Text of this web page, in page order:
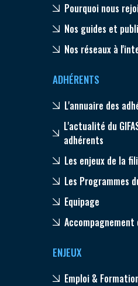
Pourquoi nous
Nos guides et
Nos réseaux à
ADHÉRENTS
L'annuaire des
L'actualité du
adhérents
Les enjeux de la
Les Programmes
Equipage
ENJEUX
Emploi &